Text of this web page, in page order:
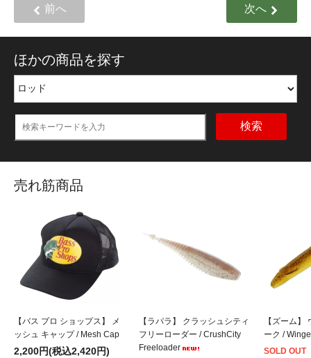
前へ 次へ
ほかの商品を探す
検索
売れ筋商品
【バス プロ ショップス】 メ
ッシュ キャップ / Mesh Cap
2,200円(税込2,420円)
【ラパラ】 クラッシュシティ
フリーローダー / CrushCity
Freeloader
【ズーム】
ーク /
SOLD OUT